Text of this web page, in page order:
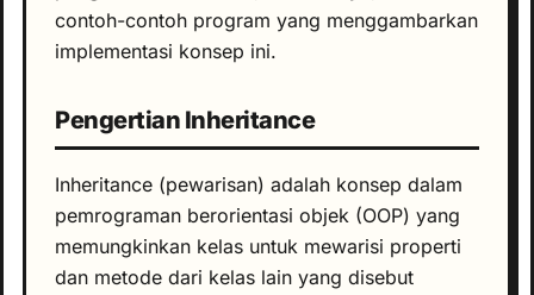
contoh-contoh program yang menggambarkan
implementasi konsep ini.
Pengertian Inheritance
Inheritance (pewarisan) adalah konsep dalam
pemrograman berorientasi objek (OOP) yang
memungkinkan kelas untuk mewarisi properti
dan metode dari kelas lain yang disebut